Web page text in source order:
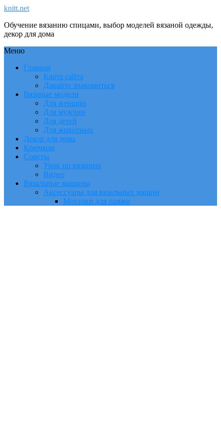
knitt.net
Обучение вязанию спицами, выбор моделей вязаной одежды,
декор для дома
Меню
Главная
Карта сайта
Давайте знакомиться
Вязаные модели
Для женщин
Для мужчин
Для детей
Для животных
Декор для дома
Крючком
Советы
Урок по вязанию
Видео
Вязальные машины
Аксессуары для вязальных машин
Моталки для пряжи